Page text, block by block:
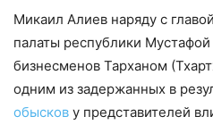
Микаил Алиев наряду с
палаты республики
бизнесменов Тарханом
одним из задержанных в
обысков у представителей